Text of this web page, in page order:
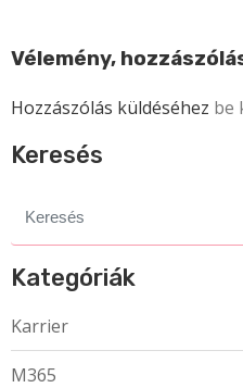
Vélemény,
Hozzászólás küldéséhez be
Keresés
for:
Kategóriák
Karrier
M365